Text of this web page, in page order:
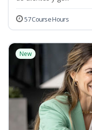
57 Course Hours
New